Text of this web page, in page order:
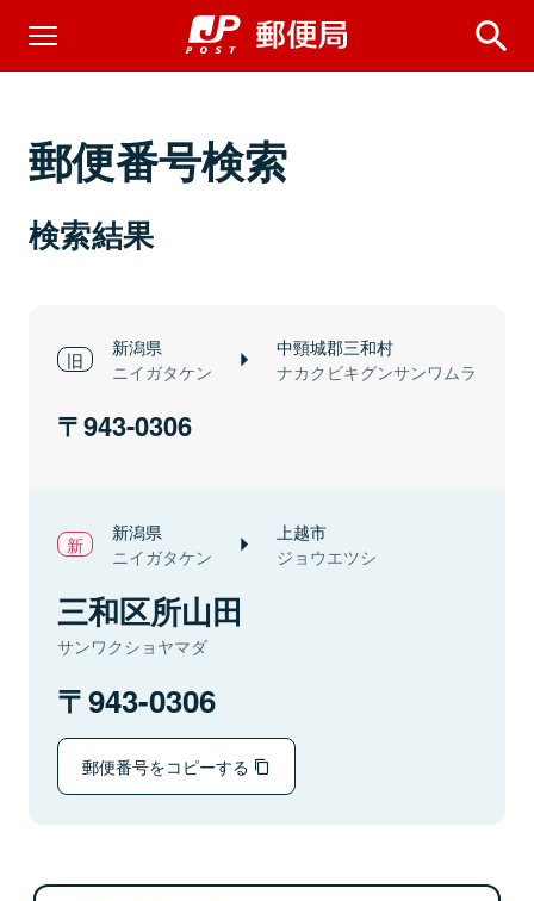
郵便番号検索
検索結果
新潟県
ニイガタケン
中頸城郡三和村
ナカクビキグンサンワムラ
943-0306
新潟県
ニイガタケン
上越市
ジョウエツシ
三和区所山田
サンワクショヤマダ
943-0306
郵便番号をコピーする